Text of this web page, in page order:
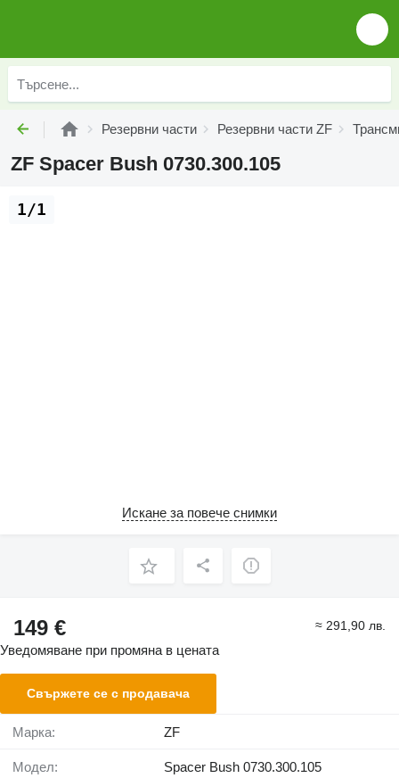
Резервни части Резервни части ZF
ZF Spacer Bush 0730.300.105
1/1
Искане за повече снимки
149 € ≈ 291,90 лв.
Уведомяване при промяна в цената
Свържете се с продавача
Марка: ZF
Модел: Spacer Bush 0730.300.105